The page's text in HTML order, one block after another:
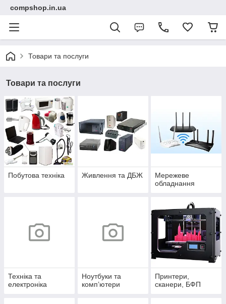
compshop.in.ua
Товари та послуги
Товари та послуги
Побутова техніка Живлення та ДБЖ
Мережеве
обладнання
Техніка та
електроніка
Ноутбуки та
комп’ютери
Принтери,
сканери, БФП